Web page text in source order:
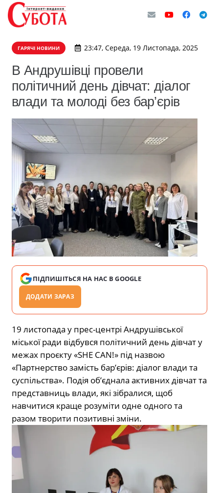
ГАРЯЧІ НОВИНИ 23:47, Середа, 19 Листопада, 2025
В Андрушівці провели
політичний день дівчат: діалог
влади та молоді без бар’єрів
ПІДПИШІТЬСЯ НА НАС В GOOGLE
ДОДАТИ ЗАРАЗ
19 листопада у прес-центрі Андрушівської
міської ради відбувся політичний день дівчат у
межах проєкту «SHE CAN!» під назвою
«Партнерство замість бар’єрів: діалог влади та
суспільства». Подія об’єднала активних дівчат та
представниць влади, які зібралися, щоб
навчитися краще розуміти одне одного та
разом творити позитивні зміни.